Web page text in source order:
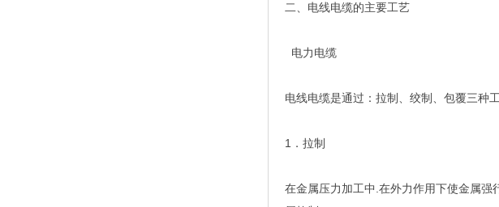
二、电线电缆的主要工艺
电力电缆
电线电缆是通过：拉制、绞制、包覆三种
1．拉制
在金属压力加工中.在外力作用下使金属